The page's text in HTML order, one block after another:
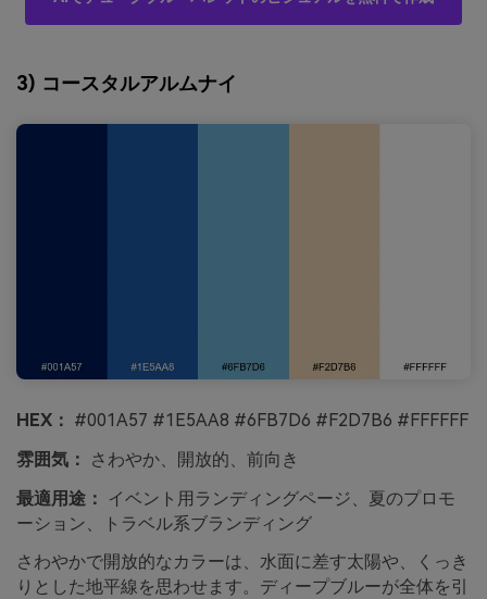
3) コースタルアルムナイ
HEX： #001A57 #1E5AA8 #6FB7D6 #F2D7B6 #FFFFFF
雰囲気：
さわやか、開放的、前向き
最適用途：
イベント用ランディングページ、夏のプロモ
ーション、トラベル系ブランディング
さわやかで開放的なカラーは、水面に差す太陽や、くっき
りとした地平線を思わせます。ディープブルーが全体を引